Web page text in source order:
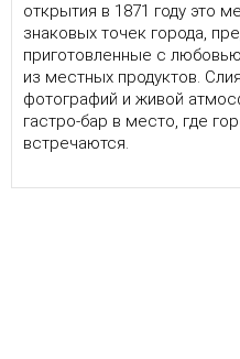
открытия в 1871 году это
знаковых точек города,
приготовленные с
из местных продуктов.
фотографий и живой
гастро-бар в место, где
встречаются.